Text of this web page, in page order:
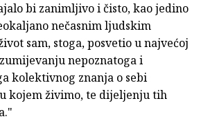
bi zanimljivo i čisto, kao jedino
nečasnim ljudskim
sam, stoga, posvetio u najvećoj
nepoznatoga i
kolektivnog znanja o sebi
kojem živimo, te dijeljenju tih